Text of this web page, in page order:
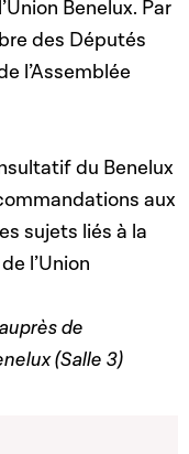
Benelux. Par
des Députés
l’Assemblée
du Benelux
aux
sujets liés à la
l’Union
de
(Salle 3)